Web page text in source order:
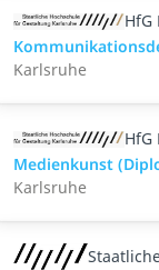
HfG
Karlsruhe
HfG
Medienkunst
Karlsruhe